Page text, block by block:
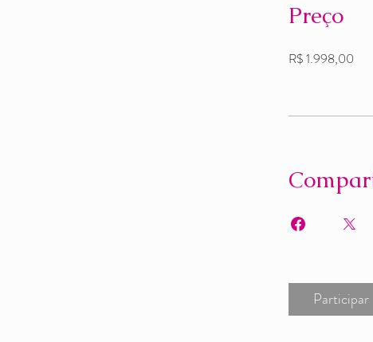
Preço
R$ 1.998,00
Participar